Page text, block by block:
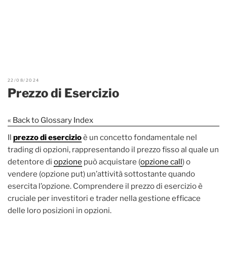
22/08/2024
Prezzo di Esercizio
« Back to Glossary Index
Il prezzo di esercizioè un concetto fondamentale nel
trading di opzioni, rappresentando il prezzo fisso al quale un
detentore di opzione può acquistare (opzione call) o
vendere (opzione put) un’attività sottostante quando
esercita l’opzione. Comprendere il prezzo di esercizio è
cruciale per investitori e trader nella gestione efficace
delle loro posizioni in opzioni.